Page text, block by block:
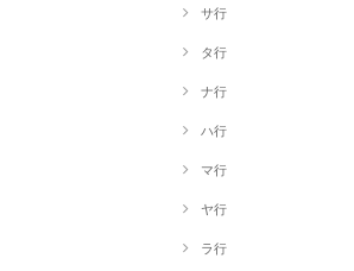
サ行
タ行
ナ行
ハ行
マ行
ヤ行
ラ行